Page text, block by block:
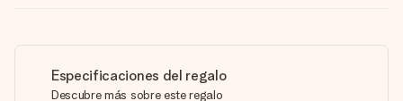
Especificaciones del regalo
Descubre más sobre este regalo